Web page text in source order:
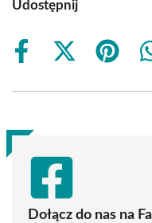
Udostępnij
Share
Share
(Twitter)
Share
Dołącz do nas na